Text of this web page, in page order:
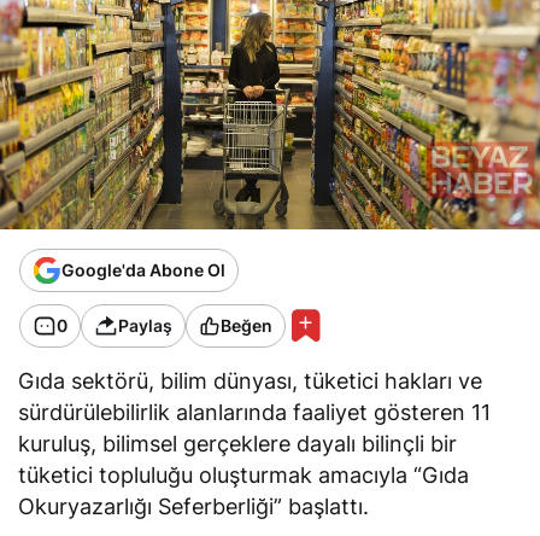
Google'da Abone Ol
0 Paylaş Beğen
Gıda sektörü, bilim dünyası, tüketici hakları ve
sürdürülebilirlik alanlarında faaliyet gösteren 11
kuruluş, bilimsel gerçeklere dayalı bilinçli bir
tüketici topluluğu oluşturmak amacıyla “Gıda
Okuryazarlığı Seferberliği” başlattı.